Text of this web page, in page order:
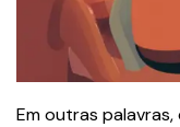
Em outras